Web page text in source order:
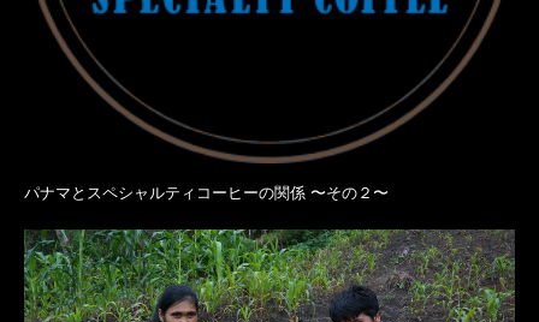
パナマとスペシャルティコーヒーの関係 〜その２〜